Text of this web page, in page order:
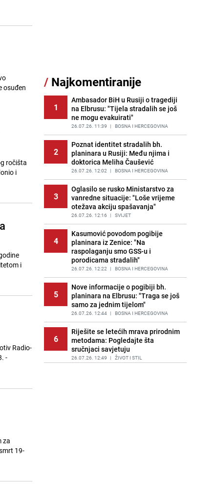
osuđen
ročišta
i
i
Radio-
-
za
19-
11
Lažne novčanice preplavljuju
tržište: Ove eure najčešće
pokušavaju podvaliti
PRIJE OKO 20H | SVIJET
12
Recept za brze uštipke: Ne upijaju
ulje i gotovi su za 30 minuta
PRIJE 1 DAN | RECEPTI
Imate tikvice i piletinu? Napravite
ovaj brzi ručak iz jedne tave
PRIJE OKO 22H | RECEPTI
14
Jedan od najvećih gradova nije na
listi: Ovo su lokacije prvih Lidl
prodavnica u BiH
PRIJE 1 DAN | BOSNA I HERCEGOVINA
15
Gosti iz Njemačke napravili požar u
apartmanu u Istri, vlasniku se
smijali i pokazivali srednji prst
PRIJE 3 DANA | REGIJA
/ Najkomentiranije
1
Ambasador BiH u Rusiji o tragediji
na Elbrusu: "Tijela stradalih se još
ne mogu evakuirati"
26.07.26. 11:39 | BOSNA I HERCEGOVINA
2
Poznat identitet stradalih bh.
planinara u Rusiji: Među njima i
doktorica Meliha Čaušević
26.07.26. 12:02 | BOSNA I HERCEGOVINA
3
Oglasilo se rusko Ministarstvo za
vanredne situacije: "Loše vrijeme
otežava akciju spašavanja"
26.07.26. 12:16 | SVIJET
4
Kasumović povodom pogibije
planinara iz Zenice: "Na
raspolaganju smo GSS-u i
porodicama stradalih"
26.07.26. 12:22 | BOSNA I HERCEGOVINA
5
Nove informacije o pogibiji bh.
planinara na Elbrusu: "Traga se još
samo za jednim tijelom"
26.07.26. 12:44 | BOSNA I HERCEGOVINA
6
Riješite se letećih mrava prirodnim
metodama: Pogledajte šta
sručnjaci savjetuju
26.07.26. 12:49 | ŽIVOT I STIL